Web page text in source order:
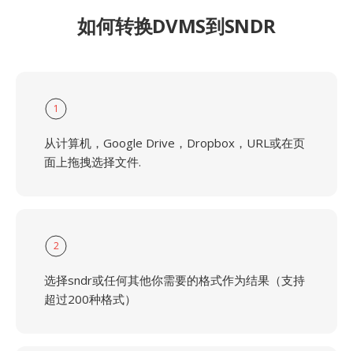
如何转换DVMS到SNDR
1
从计算机，Google Drive，Dropbox，URL或在页
面上拖拽选择文件.
2
选择sndr或任何其他你需要的格式作为结果（支持
超过200种格式）